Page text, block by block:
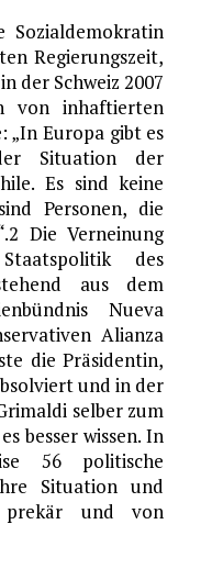
Sozialdemokratin
Regierungszeit,
der Schweiz 2007
von inhaftierten
Europa gibt es
Situation der
Es sind keine
Personen, die
Die Verneinung
des
aus dem
Nueva
Alianza
die Präsidentin,
und in der
selber zum
besser wissen. In
56 politische
Situation und
prekär und von